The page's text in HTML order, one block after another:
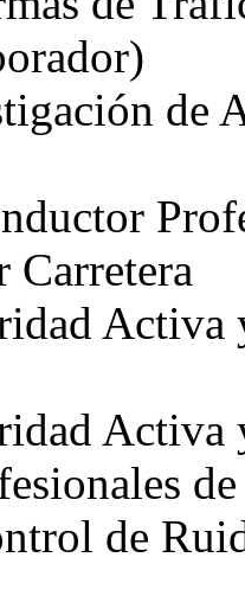
de
Carretera
Activa
de